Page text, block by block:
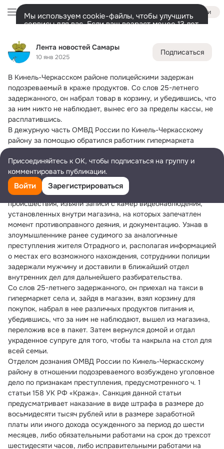
Лента новостей Самары
10 янв 2025
Подписаться
В Кинель-Черкасском районе полицейскими задержан
подозреваемый в краже продуктов. Со слов 25-летнего
задержанного, он набрал товар в корзину, и убедившись, что
за ним никто не наблюдает, вынес его за пределы кассы, не
расплатившись.
В дежурную часть ОМВД России по Кинель-Черкасскому
району за помощью обратился работник гипермаркета
одного из сел Кинель-Черкасского района которые
сообщили о том, что неизвестный, похитил несколько
единиц товара.
Прибывшие по указанному адресу полицейские опросили
сотрудников торговой точки, осмотрели место
происшествия, изъяли записи с камер видеонаблюдения,
установленных внутри магазина, на которых запечатлен
момент противоправного деяния, и документацию. Узнав в
злоумышленнике ранее судимого за аналогичные
преступления жителя Отрадного и, располагая информацией
о местах его возможного нахождения, сотрудники полиции
задержали мужчину и доставили в ближайший отдел
внутренних дел для дальнейшего разбирательства.
Со слов 25-летнего задержанного, он приехал на такси в
гипермаркет села и, зайдя в магазин, взял корзину для
покупок, набрал в нее различных продуктов питания и,
убедившись, что за ним не наблюдают, вышел из магазина,
переложив все в пакет. Затем вернулся домой и отдал
украденное супруге для того, чтобы та накрыла на стол для
всей семьи.
Отделом дознания ОМВД России по Кинель-Черкасскому
району в отношении подозреваемого возбуждено уголовное
дело по признакам преступления, предусмотренного ч. 1
статьи 158 УК РФ «Кража». Санкция данной статьи
предусматривает наказание в виде штрафа в размере до
восьмидесяти тысяч рублей или в размере заработной
платы или иного дохода осужденного за период до шести
месяцев, либо обязательными работами на срок до трехсот
шестидесяти часов, либо исправительными работами на
Войти
Мы используем cookie-файлы, чтобы улучшить
сервисы для вас. Если ваш возраст менее 13 лет,
Разрешить все Настроить
Лента Участники Ещё
Дополнительная
колонка
Всё49 914 Обсуждаемые
Присоединяйтесь к ОК, чтобы подписаться на группу и
комментировать публикации.
Войти Зарегистрироваться